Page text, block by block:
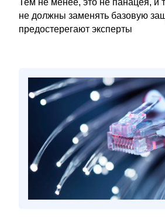
Тем не менее, это не панацея, и
не должны заменять базовую
предостерегают эксперты